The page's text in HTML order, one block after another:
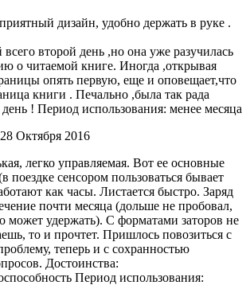
дизайн, удобно держать в руке .
второй день ,но она уже разучилась
о читаемой книге. Иногда ,открывая
опять первую, еще и оповещает,что
книги . Печально ,была так рада
! Период использования: менее месяца
Октября 2016
легко управляемая. Вот ее основные
поездке сенсором пользоваться бывает
как часы. Листается быстро. Заряд
почти месяца (дольше не пробовал,
может удержать). С форматами заторов не
то и прочтет. Пришлось повозиться с
теперь и с сохранностью
Достоинства:
Период использования: